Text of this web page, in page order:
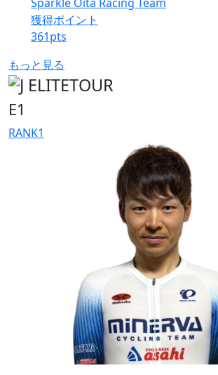
獲得ポイント
361pts
もっと見る
E1
RANK1